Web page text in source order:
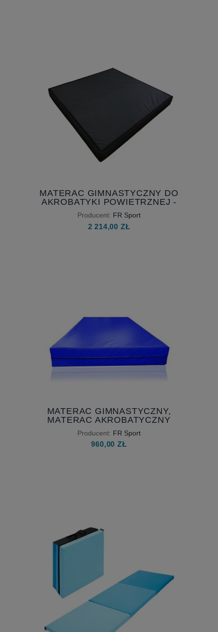
MATERAC GIMNASTYCZNY DO
AKROBATYKI POWIETRZNEJ -
NAJWIĘKSZY 200 X 200 X 20 CM -
WYSYŁANY W PACZCE
Producent: FR Sport
2 214,00 ZŁ
MATERAC GIMNASTYCZNY,
MATERAC AKROBATYCZNY
200X120X20 CM - GRUBY, Z
ANTYPOŚLIZGIEM
Producent: FR Sport
960,00 ZŁ